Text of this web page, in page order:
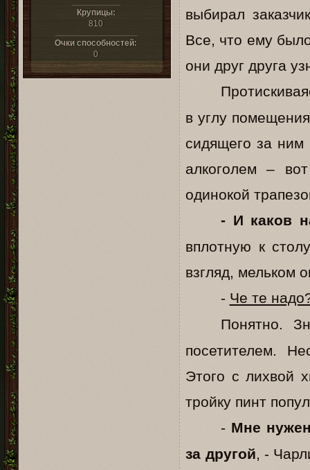
Крупицы:
810
Очки способностей:
0
выбирал
Все, что ему
они друг друга
в углу
сидящего за ним
алкоголем –
одинокой
- И каков
вплотную к
взгляд, мельком
- Че те
Понятно.
посетителем.
Этого с лихвой
тройку пинт
- Мне
за другой, -